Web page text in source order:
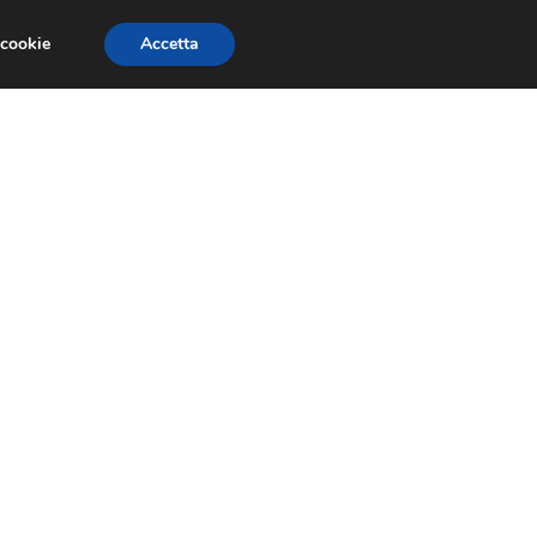
EVENTI E FIERE
Accetta